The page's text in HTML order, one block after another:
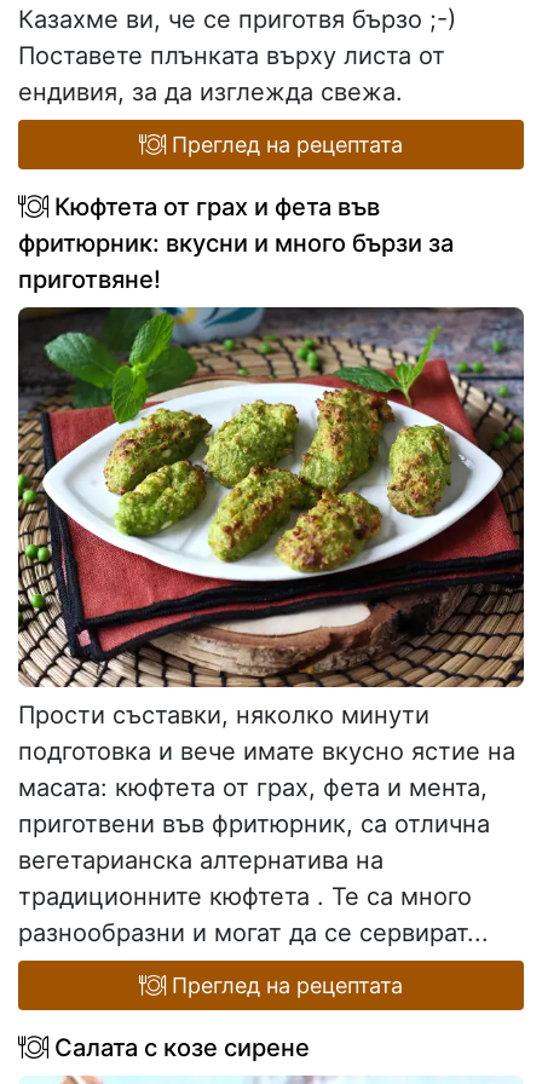
Казахме ви, че се приготвя бързо ;-)
Поставете плънката върху листа от
ендивия, за да изглежда свежа.
Преглед на рецептата
Кюфтета от грах и фета във
фритюрник: вкусни и много бързи за
приготвяне!
Прости съставки, няколко минути
подготовка и вече имате вкусно ястие на
масата: кюфтета от грах, фета и мента,
приготвени във фритюрник, са отлична
вегетарианска алтернатива на
традиционните кюфтета . Те са много
разнообразни и могат да се сервират...
Преглед на рецептата
Салата с козе сирене